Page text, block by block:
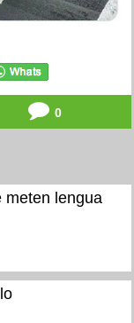
0
meten lengua